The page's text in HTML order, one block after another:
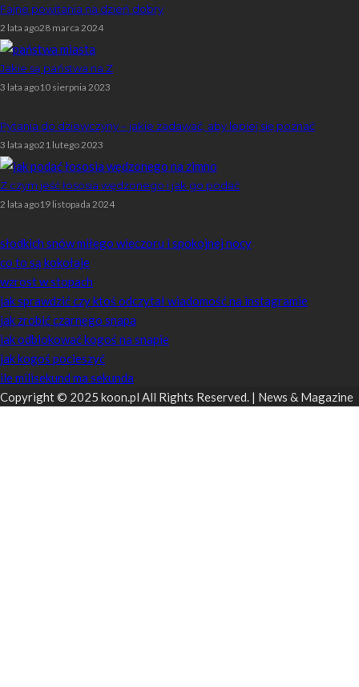
Fajne powitania na dzień dobry
2 lata ago28 marca 2024
Jakie są państwa na Z
3 lata ago10 sierpnia 2023
Pytania do dziewczyny – jakie zadawać, aby lepiej się poznać
3 lata ago21 lutego 2023
Z czym jeść łososia wędzonego i jak go podać
2 lata ago19 listopada 2024
słodkich snów miłego wieczoru i spokojnej nocy
co to są kokołaje
wzrost w stopach
jak sprawdzić czy ktoś odczytał wiadomość na instagramie
jak zrobić czarnego snapa
jak odblokować kogoś na snapie
jak kogoś pocieszyć
ile milisekund ma sekunda
Copyright © 2025 koon.pl All Rights Reserved. | News & Magazine